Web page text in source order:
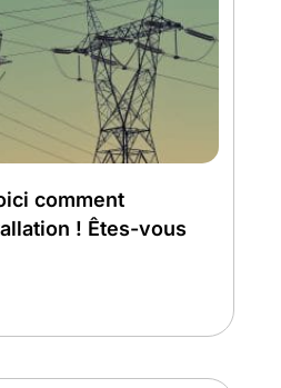
comment
! Êtes-vous